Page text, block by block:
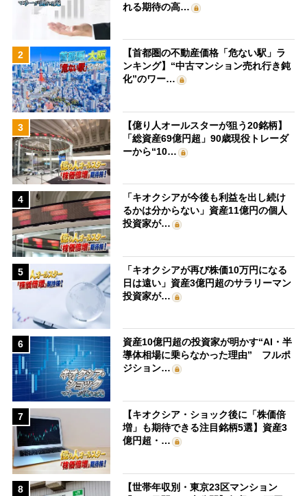
れる期待の高…
2
【首都圏の不動産価格「危ない駅」ラ
ンキング】“中古マンション売れ行き鈍
化”のワー…
3
【億り人オールスターが狙う20銘柄】
「総資産69億円超」90歳現役トレーダ
ーから“10…
4
「キオクシアが今後も利益を出し続け
るかは分からない」資産11億円の個人
投資家が…
5
「キオクシアが再び株価10万円になる
日は遠い」資産3億円超のサラリーマン
投資家が…
6
資産10億円超の投資家が明かす“AI・半
導体相場に乗らなかった理由” フルポ
ジション…
7
【キオクシア・ショック後に「株価倍
増」も期待できる注目銘柄5選】資産3
億円超・…
8
【世帯年収別・東京23区マンション